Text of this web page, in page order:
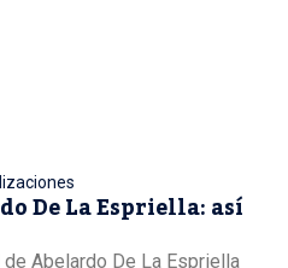
De La Espriella: así
Abelardo De La Espriella